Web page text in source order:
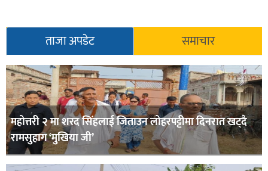
ताजा अपडेट समाचार
महोत्तरी २ मा शरद सिंहलाई जिताउन लोहरपट्टीमा दिनरात खट्दै
रामसुहाग ‘मुखिया जी’